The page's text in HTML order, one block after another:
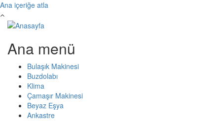
Ana içeriğe atla
Ana menü
Bulaşık Makinesi
Buzdolabı
Klima
Çamaşır Makinesi
Beyaz Eşya
Ankastre